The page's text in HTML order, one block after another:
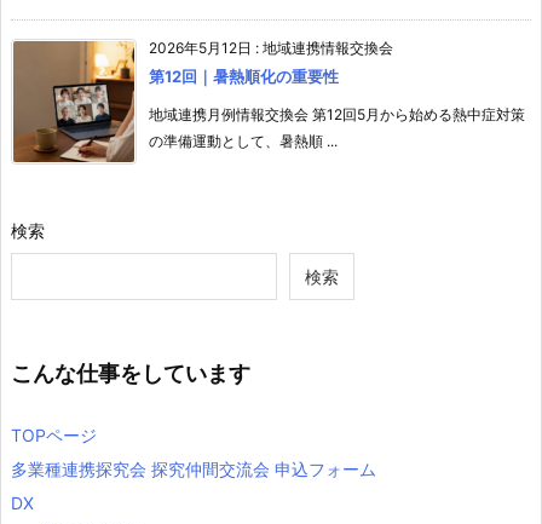
2026年5月12日 : 地域連携情報交換会
第12回｜暑熱順化の重要性
地域連携月例情報交換会 第12回5月から始める熱中症対策
の準備運動として、暑熱順 ...
検索
検索
こんな仕事をしています
TOPページ
多業種連携探究会 探究仲間交流会 申込フォーム
DX